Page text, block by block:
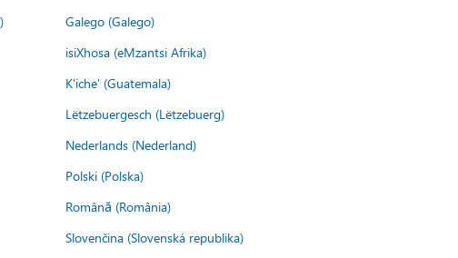
Galego (Galego)
isiXhosa (eMzantsi Afrika)
K'iche' (Guatemala)
Lëtzebuergesch (Lëtzebuerg)
Nederlands (Nederland)
Polski (Polska)
Română (România)
Slovenčina (Slovenská republika)